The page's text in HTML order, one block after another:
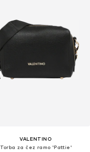
VALENTINO
Torba za čez ramo 'Pattie'